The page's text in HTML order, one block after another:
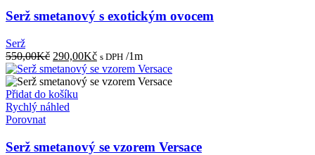
Serž smetanový s exotickým ovocem
Serž
550,00Kč Původní
cena
byla:
550,00Kč.
290,00KčAktuální
cena
je:
s DPH /1m
Přidat do košíku
Rychlý náhled
Porovnat
Serž smetanový se vzorem Versace